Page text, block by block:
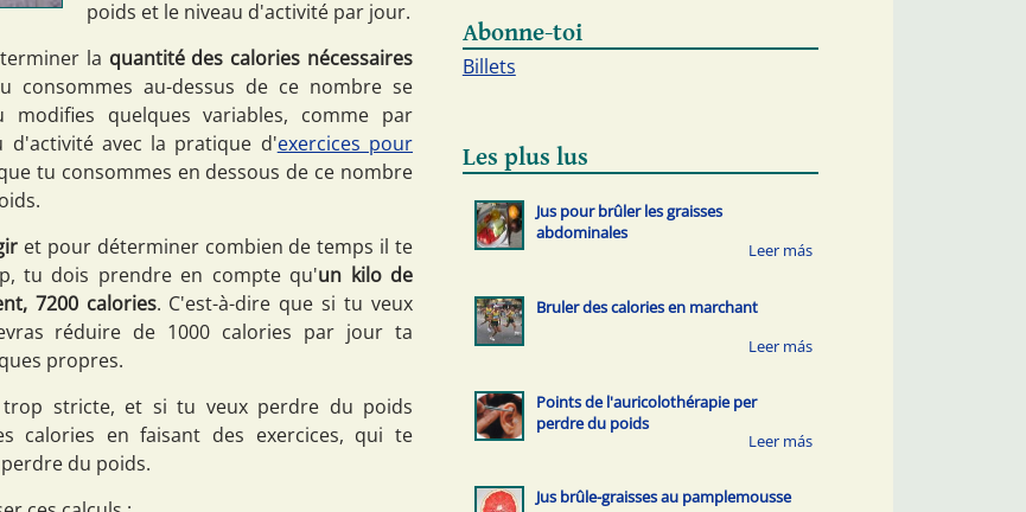
poids et le niveau d'activité par jour.
la quantité des calories nécessaires
consommes au-dessus de ce nombre se
quelques variables, comme par
d'activité avec la pratique d'exercices pour
tu consommes en dessous de ce nombre
et pour déterminer combien de temps il te
tu dois prendre en compte qu'un kilo de
7200 calories. C'est-à-dire que si tu veux
réduire de 1000 calories par jour ta
propres.
stricte, et si tu veux perdre du poids
calories en faisant des exercices, qui te
du poids.
Abonne-toi
Billets
Les plus lus
Jus pour brûler les graisses
abdominales
Bruler des calories en marchant
Points de l'auricolothérapie per
perdre du poids
Jus brûle-graisses au pamplemousse